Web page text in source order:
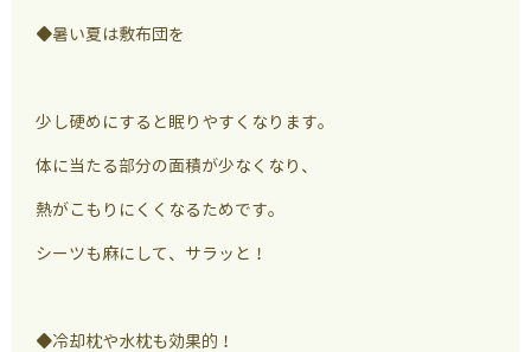
◆暑い夏は敷布団を
少し硬めにすると眠りやすくなります。
体に当たる部分の面積が少なくなり、
熱がこもりにくくなるためです。
シーツも麻にして、サラッと！
◆冷却枕や水枕も効果的！